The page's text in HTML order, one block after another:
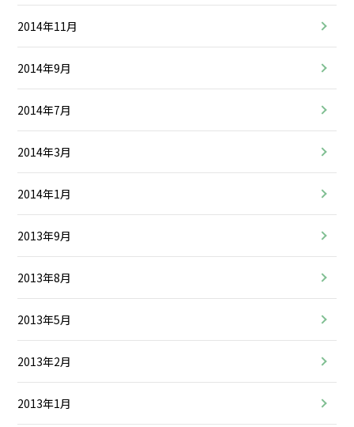
2014年11月
2014年9月
2014年7月
2014年3月
2014年1月
2013年9月
2013年8月
2013年5月
2013年2月
2013年1月